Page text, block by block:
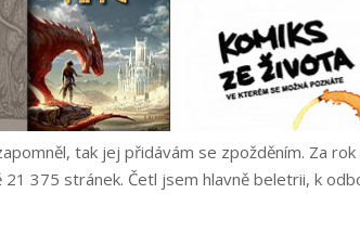
tak jej přidávám se zpožděním. Za
21 375 stránek. Četl jsem hlavně beletrii, k